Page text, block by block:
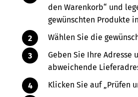
den Warenkorb“ und
gewünschten Produkte
Wählen Sie die
Geben Sie Ihre Adresse
abweichende
Klicken Sie auf „Prüfen